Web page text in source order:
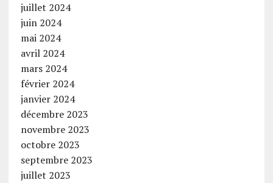
juillet 2024
juin 2024
mai 2024
avril 2024
mars 2024
février 2024
janvier 2024
décembre 2023
novembre 2023
octobre 2023
septembre 2023
juillet 2023